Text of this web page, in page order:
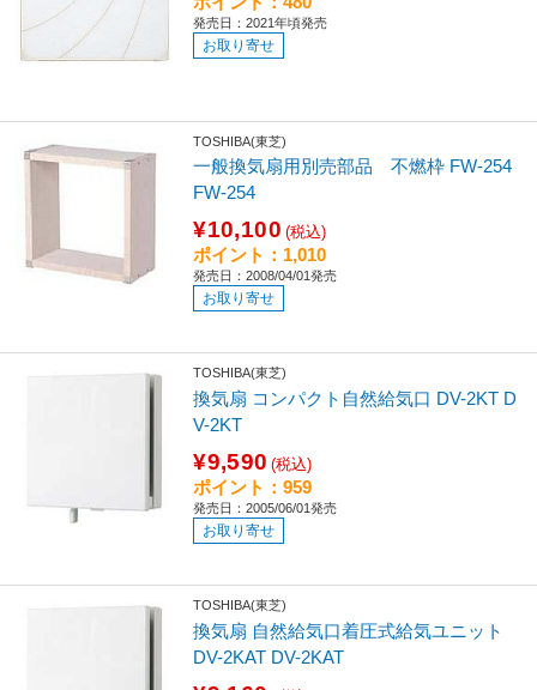
発売日：2021年頃発売
お取り寄せ
TOSHIBA(東芝)
一般換気扇用別売部品 不燃枠 FW-254
FW-254
¥10,100 (税込)
ポイント：1,010
発売日：2008/04/01発売
お取り寄せ
TOSHIBA(東芝)
換気扇 コンパクト自然給気口 DV-2KT D
V-2KT
¥9,590 (税込)
ポイント：959
発売日：2005/06/01発売
お取り寄せ
TOSHIBA(東芝)
換気扇 自然給気口着圧式給気ユニット
DV-2KAT DV-2KAT